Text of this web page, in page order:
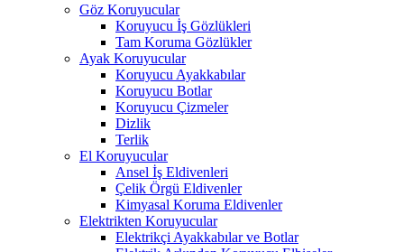
Göz Koruyucular
Koruyucu İş Gözlükleri
Tam Koruma Gözlükler
Ayak Koruyucular
Koruyucu Ayakkabılar
Koruyucu Botlar
Koruyucu Çizmeler
Dizlik
Terlik
El Koruyucular
Ansel İş Eldivenleri
Çelik Örgü Eldivenler
Kimyasal Koruma Eldivenler
Elektrikten Koruyucular
Elektrikçi Ayakkabılar ve Botlar